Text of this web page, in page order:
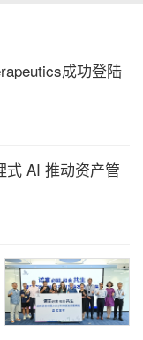
成功登陆
式 AI 推动资产管